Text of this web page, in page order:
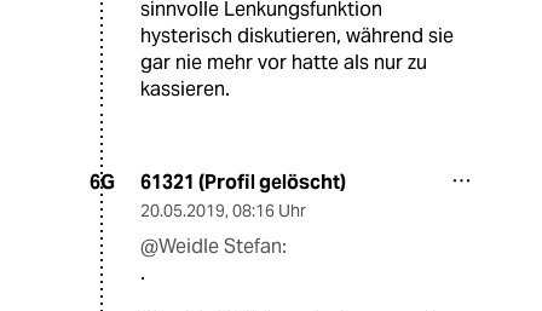
sinnvolle Lenkungsfunktion
hysterisch diskutieren, während sie
gar nie mehr vor hatte als nur zu
kassieren.
6G 61321 (Profil gelöscht)
20.05.2019, 08:16 Uhr
@Weidle Stefan:
.